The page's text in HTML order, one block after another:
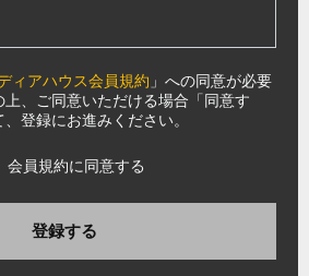
ィアハウス会員規約 」への同意が必要
、ご同意いただける場合「同意す
登録にお進みください。
会員規約に同意する
登録する